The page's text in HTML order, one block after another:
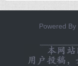
Powered By